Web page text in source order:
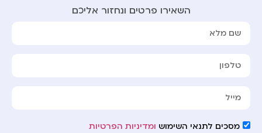
השאירו פרטים ונחזור אליכם
מסכים לתנאי השימוש ומדיניות הפרטיות